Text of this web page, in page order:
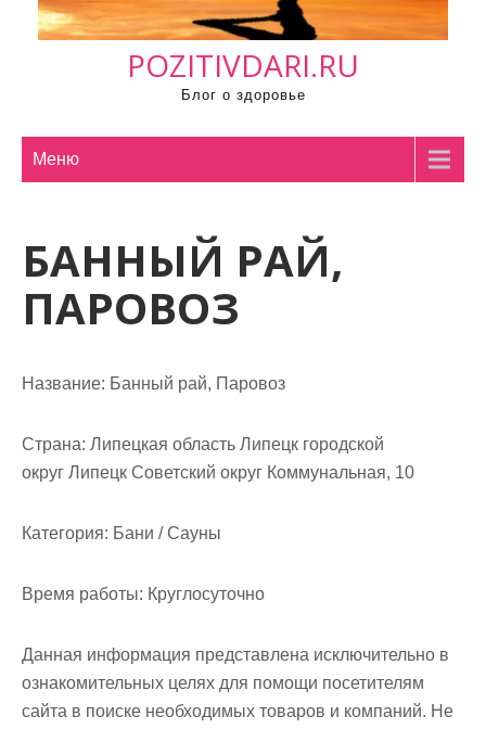
POZITIVDARI.RU
Блог о здоровье
Меню
БАННЫЙ РАЙ,
ПАРОВОЗ
Название: Банный рай, Паровоз
Страна: Липецкая область Липецк городской
округ Липецк Советский округ Коммунальная, 10
Категория: Бани / Сауны
Время работы: Круглосуточно
Данная информация представлена исключительно в
ознакомительных целях для помощи посетителям
сайта в поиске необходимых товаров и компаний. Не